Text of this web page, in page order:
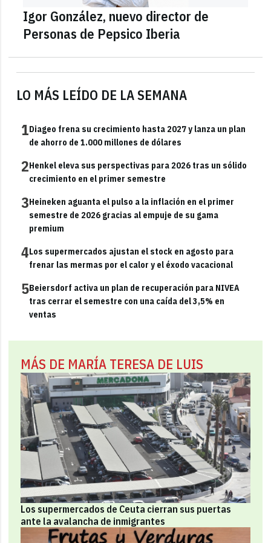
LO MÁS LEÍDO DE LA SEMANA
1Diageo frena su crecimiento hasta 2027 y lanza un plan
de ahorro de 1.000 millones de dólares
2Henkel eleva sus perspectivas para 2026 tras un sólido
crecimiento en el primer semestre
3Heineken aguanta el pulso a la inflación en el primer
semestre de 2026 gracias al empuje de su gama
premium
4Los supermercados ajustan el stock en agosto para
frenar las mermas por el calor y el éxodo vacacional
5Beiersdorf activa un plan de recuperación para NIVEA
tras cerrar el semestre con una caída del 3,5% en
ventas
MÁS DE MARÍA TERESA DE LUIS
Los supermercados de Ceuta cierran sus puertas
ante la avalancha de inmigrantes
Igor González, nuevo director de
Personas de Pepsico Iberia